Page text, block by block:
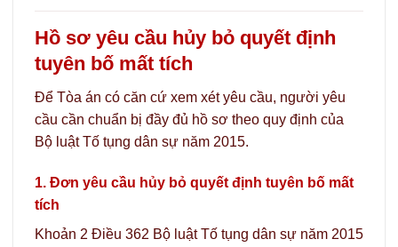
Hồ sơ yêu cầu hủy bỏ quyết định
tuyên bố mất tích
Để Tòa án có căn cứ xem xét yêu cầu, người yêu
cầu cần chuẩn bị đầy đủ hồ sơ theo quy định của
Bộ luật Tố tụng dân sự năm 2015.
1. Đơn yêu cầu hủy bỏ quyết định tuyên bố mất
tích
Khoản 2 Điều 362 Bộ luật Tố tụng dân sự năm 2015